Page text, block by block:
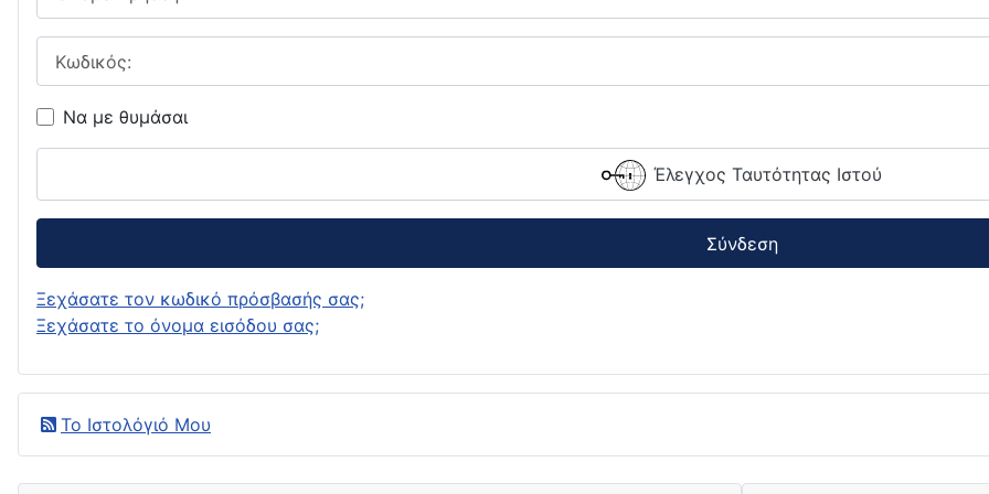
Να με θυμάσαι
Έλεγχος Ταυτότητας Ιστού
Σύνδεση
Ξεχάσατε τον κωδικό πρόσβασής σας;
Ξεχάσατε το όνομα εισόδου σας;
Το Ιστολόγιό Μου